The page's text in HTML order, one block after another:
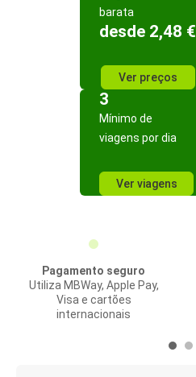
barata
desde 2,48 €
Ver preços
3
Mínimo de
viagens por dia
Ver viagens
Pagamento seguro
Utiliza MBWay, Apple Pay,
Visa e cartões
internacionais